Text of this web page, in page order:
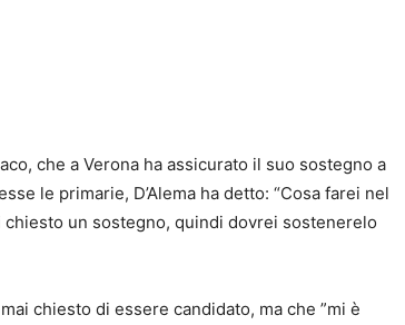
che a Verona ha assicurato il suo sostegno a
le primarie, D’Alema ha detto: “Cosa farei nel
un sostegno, quindi dovrei sostenerelo
chiesto di essere candidato, ma che ”mi è